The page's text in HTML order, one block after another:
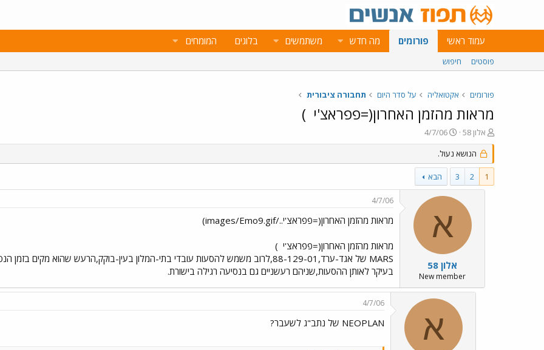
עמוד ראשי פורומים מה חדש משתמשים בלוגים המומחים
פוסטים חיפוש
פורומים אקטואליה על סדר היום תחבורה ציבורית
מראות מהזמן האחרון(=פפראצ'י )
פ
ו
ת
ח
ה
נ
אלון 58
פ
ו
ר
ס
ב
ת
י
4/7/06
הנושא נעול.
1
2
3 הבא
א
אלון 58
New member
4/7/06
מראות מהזמן האחרון(=פפראצ'י../images/Emo9.gif)
מראות מהזמן האחרון(=פפראצ'י )
בעיקר לאותן ההסעות,שניהם רעשניים גם בנסיעה רגילה בישורת.
א
4/7/06
NEOPLAN של נתב"ג לשעבר?